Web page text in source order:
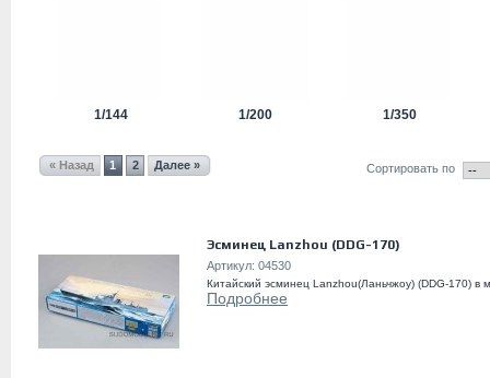
1/144 1/200 1/350
« Назад 1 2 Далее » Сортировать по
Эсминец Lanzhou (DDG-170)
Артикул: 04530
Китайский эсминец Lanzhou(Ланьчжоу) (DDG-170) в
Подробнее